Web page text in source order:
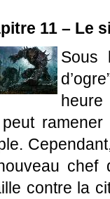
11 – Le
Sous
heure
chef
contre la